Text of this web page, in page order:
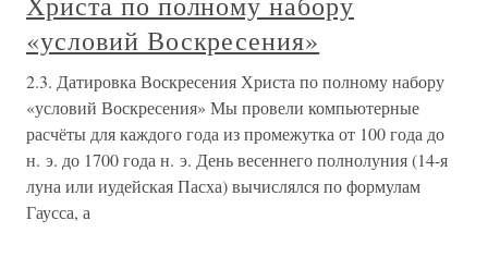
«условий Воскресения»
2.3. Датировка Воскресения Христа по полному набору
«условий Воскресения» Мы провели компьютерные
расчёты для каждого года из промежутка от 100 года до
н. э. до 1700 года н. э. День весеннего полнолуния (14-я
луна или иудейская Пасха) вычислялся по формулам
Гаусса, а